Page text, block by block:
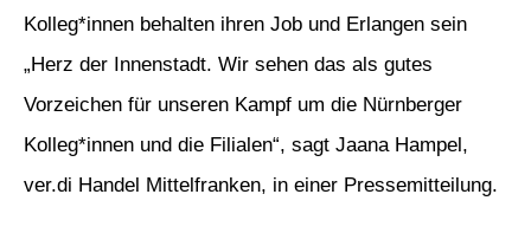
Kolleg*innen behalten ihren Job und Erlangen sein
„Herz der Innenstadt. Wir sehen das als gutes
Vorzeichen für unseren Kampf um die Nürnberger
Kolleg*innen und die Filialen“, sagt Jaana Hampel,
ver.di Handel Mittelfranken, in einer Pressemitteilung.